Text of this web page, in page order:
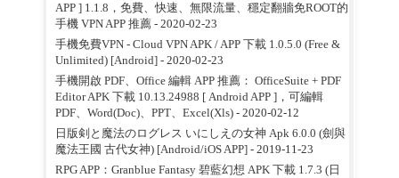
APP ] 1.1.8，免費、快速、無限流量、穩定翻牆免ROOT的
手機 VPN APP 推薦- 2020-02-23
手機免費VPN - Cloud VPN APK / APP 下載 1.0.5.0 (Free &
Unlimited) [Android]- 2020-02-23
手機開啟 PDF、Office 編輯 APP 推薦： OfficeSuite + PDF
Editor APK 下載 10.13.24988 [ Android APP ]，可編輯
PDF、Word(Doc)、PPT、Excel(Xls)- 2020-02-12
日版剣と魔法のログレス いにしえの女神 Apk 6.0.0 (劍與
魔法王國 古代女神) [Android/iOS APP]- 2019-11-23
RPG APP：Granblue Fantasy 碧藍幻想 APK 下載 1.7.3 (日